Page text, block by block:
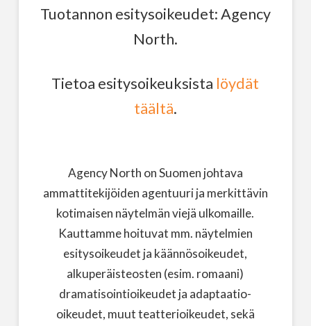
Tuotannon esitysoikeudet: Agency
North.
Tietoa esitysoikeuksista löydät
täältä.
Agency North on Suomen johtava
ammattitekijöiden agentuuri ja merkittävin
kotimaisen näytelmän viejä ulkomaille.
Kauttamme hoituvat mm. näytelmien
esitysoikeudet ja käännösoikeudet,
alkuperäisteosten (esim. romaani)
dramatisointioikeudet ja adaptaatio-
oikeudet, muut teatterioikeudet, sekä